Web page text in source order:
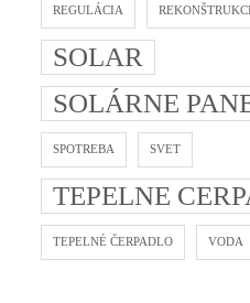
REGULÁCIA
SOLAR
SOLÁRNE
SPOTREBA SVET
TEPELNE
TEPELNÉ ČERPADLO VODA